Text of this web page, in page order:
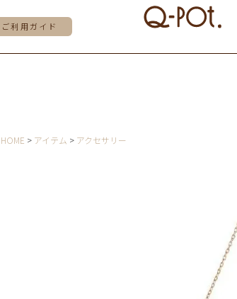
ご利用ガイド
HOME アイテム アクセサリー